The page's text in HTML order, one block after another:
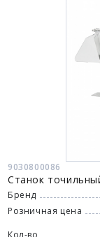
9030800086
Станок
Бренд
Розничная цена
Кол-во